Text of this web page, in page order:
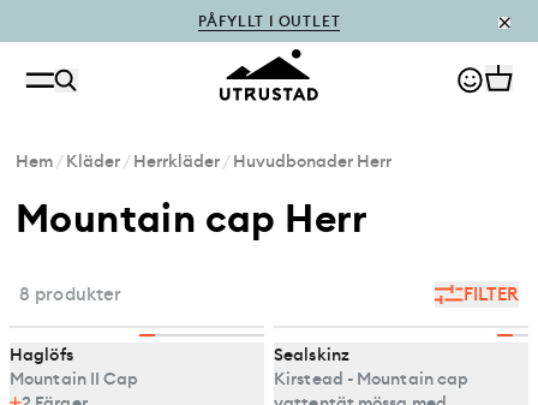
PÅFYLLT I OUTLET
Hem/Kläder/Herrkläder/Huvudbonader Herr
Mountain cap Herr
FILTER
8 produkter
Haglöfs
Mountain II Cap
Sealskinz
Kirstead - Mountain cap